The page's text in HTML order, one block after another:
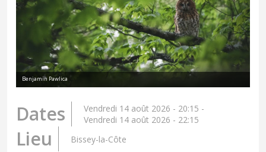
Benjamin Pawlica
Dates Vendredi 14 août 2026 - 20:15 -
Vendredi 14 août 2026 - 22:15
Lieu Bissey-la-Côte